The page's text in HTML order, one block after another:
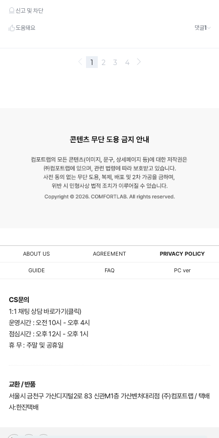
이
시
ABOUT US AGREEMENT PRIVACY POLICY
GUIDE FAQ PC ver
CS문의
1:1 채팅 상담 바로가기(클릭)
운영시간 : 오전 10시 - 오후 4시
점심시간 : 오후 12시 - 오후 1시
휴 무 : 주말 및 공휴일
교환 / 반품
서울시 금천구 가산디지털2로 83 신관M1층 가산벤처대리점 (주)컴포트랩 / 택배
사:한진택배